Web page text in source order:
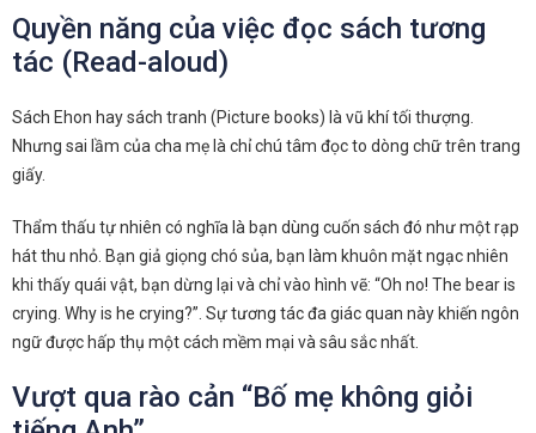
Quyền năng của việc đọc sách tương
tác (Read-aloud)
Sách Ehon hay sách tranh (Picture books) là vũ khí tối thượng.
Nhưng sai lầm của cha mẹ là chỉ chú tâm đọc to dòng chữ trên trang
giấy.
Thẩm thấu tự nhiên có nghĩa là bạn dùng cuốn sách đó như một rạp
hát thu nhỏ. Bạn giả giọng chó sủa, bạn làm khuôn mặt ngạc nhiên
khi thấy quái vật, bạn dừng lại và chỉ vào hình vẽ: “Oh no! The bear is
crying. Why is he crying?”. Sự tương tác đa giác quan này khiến ngôn
ngữ được hấp thụ một cách mềm mại và sâu sắc nhất.
Vượt qua rào cản “Bố mẹ không giỏi